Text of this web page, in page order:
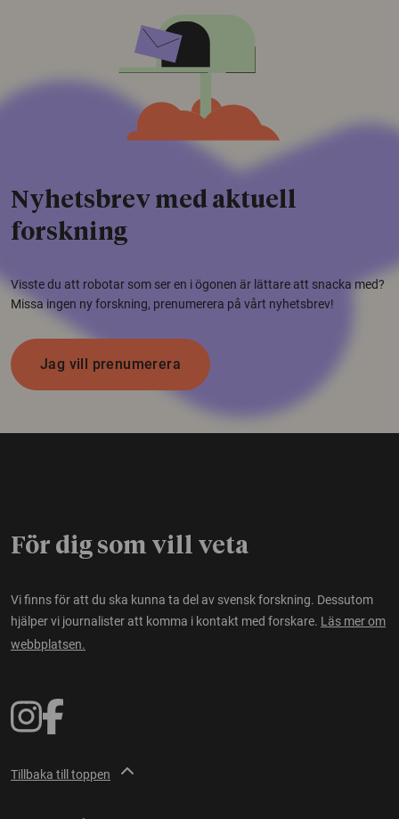
Nyhetsbrev med aktuell
forskning
Visste du att robotar som ser en i ögonen är lättare att snacka med?
Missa ingen ny forskning, prenumerera på vårt nyhetsbrev!
Jag vill prenumerera
För dig som vill veta
Vi finns för att du ska kunna ta del av svensk forskning. Dessutom
hjälper vi journalister att komma i kontakt med forskare. Läs mer om
webbplatsen.
Tillbaka till toppen